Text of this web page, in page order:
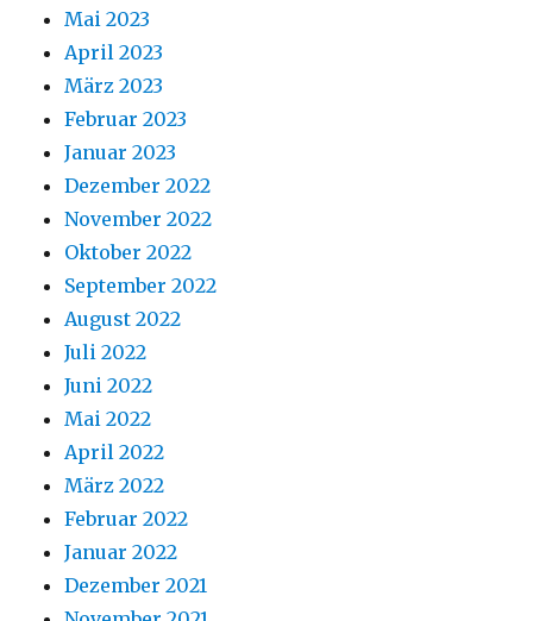
Mai 2023
April 2023
März 2023
Februar 2023
Januar 2023
Dezember 2022
November 2022
Oktober 2022
September 2022
August 2022
Juli 2022
Juni 2022
Mai 2022
April 2022
März 2022
Februar 2022
Januar 2022
Dezember 2021